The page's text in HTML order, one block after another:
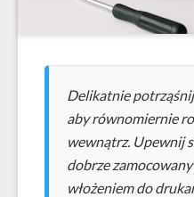
Delikatnie
aby równomiernie
wewnątrz. Upewnij
dobrze
włożeniem do